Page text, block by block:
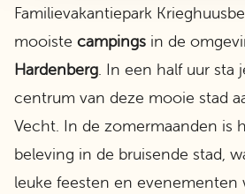
Familievakantiepark
mooiste campings in de
Hardenberg . In een half uur
centrum van deze mooie stad
Vecht. In de zomermaanden is
beleving in de bruisende stad,
leuke feesten en evenementen